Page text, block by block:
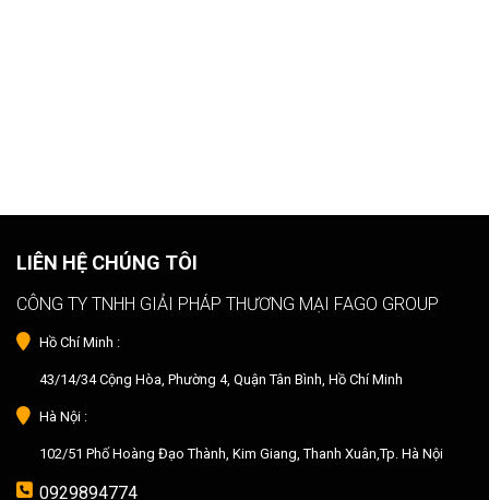
LIÊN HỆ CHÚNG TÔI
CÔNG TY TNHH GIẢI PHÁP THƯƠNG MẠI FAGO GROUP
Hồ Chí Minh :
43/14/34 Cộng Hòa, Phường 4, Quận Tân Bình, Hồ Chí Minh
Hà Nội :
102/51 Phố Hoàng Đạo Thành, Kim Giang, Thanh Xuân,Tp. Hà Nội
0929894774